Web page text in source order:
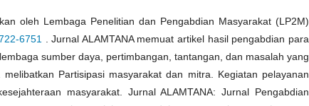
oleh Lembaga Penelitian dan Pengabdian Masyarakat (LP2M)
6751
. Jurnal ALAMTANA memuat artikel hasil pengabdian para
sumber daya, pertimbangan, tantangan, dan masalah yang
Partisipasi masyarakat dan mitra. Kegiatan pelayanan
masyarakat. Jurnal ALAMTANA: Jurnal Pengabdian